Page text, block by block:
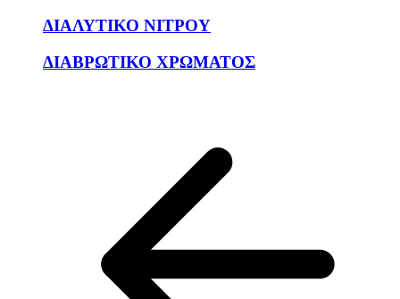
ΔΙΑΛΥΤΙΚΟ ΝΙΤΡΟΥ
ΔΙΑΒΡΩΤΙΚΟ ΧΡΩΜΑΤΟΣ